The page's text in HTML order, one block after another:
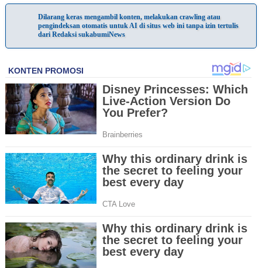
Dilarang keras mengambil konten, melakukan crawling atau
pengindeksan otomatis untuk AI di situs web ini tanpa izin tertulis
dari Redaksi sukabumiNews